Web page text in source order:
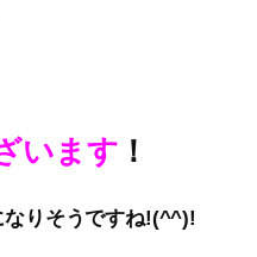
います ！
りそうですね!(^^)!